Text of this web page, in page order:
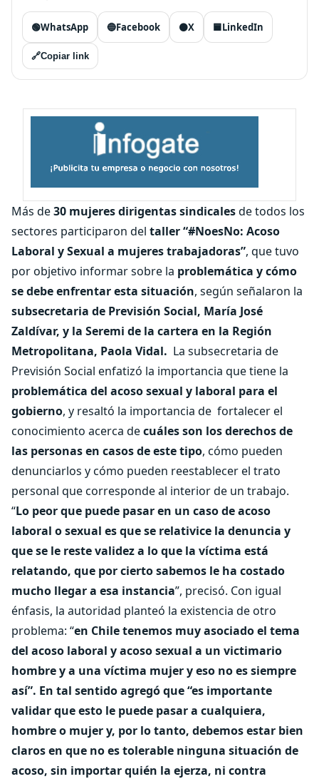
🟢WhatsApp 🔵Facebook ⚫X 🟦LinkedIn
🔗Copiar link
Más de30 mujeres dirigentas sindicalesde todos los
sectores participaron del taller “#NoesNo: Acoso
Laboral y Sexual a mujeres trabajadoras”, que tuvo
por objetivo informar sobre la problemática y cómo
se debe enfrentar esta situación, según señalaron la
subsecretaria de Previsión Social, María José
Zaldívar, y la Seremi de la cartera en la Región
Metropolitana, Paola Vidal. La subsecretaria de
Previsión Social enfatizó la importancia que tiene la
problemática del acoso sexual y laboral para el
gobierno, y resaltó la importancia de fortalecer el
conocimiento acerca decuáles son los derechos de
las personas en casos de este tipo, cómo pueden
denunciarlos y cómo pueden reestablecer el trato
personal que corresponde al interior de un trabajo.
“Lo peor que puede pasar en un caso de acoso
laboral o sexual es que se relativice la denuncia y
que se le reste validez a lo que la víctima está
relatando, que por cierto sabemos le ha costado
mucho llegar a esa instancia”, precisó. Con igual
énfasis, la autoridad planteó la existencia de otro
problema: “en Chile tenemos muy asociado el tema
del acoso laboral y acoso sexual a un victimario
hombre y a una víctima mujer y eso no es siempre
así”. En tal sentido agregó que “es importante
validar que esto le puede pasar a cualquiera,
hombre o mujer y, por lo tanto, debemos estar bien
claros en que no es tolerable ninguna situación de
acoso, sin importar quién la ejerza, ni contra